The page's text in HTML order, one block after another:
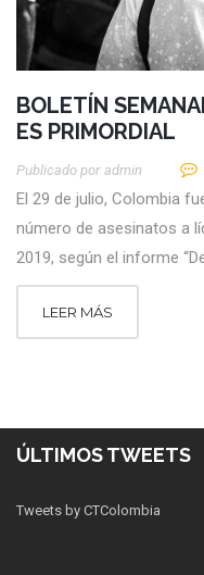
BOLETÍN
ES PRIMORDIAL
Publicado por Admin
El 29 de julio, Colombia
número de asesinatos a
2019, según el informe
LEER MÁS
ÚLTIMOS TWEETS
Tweets by CTColombia